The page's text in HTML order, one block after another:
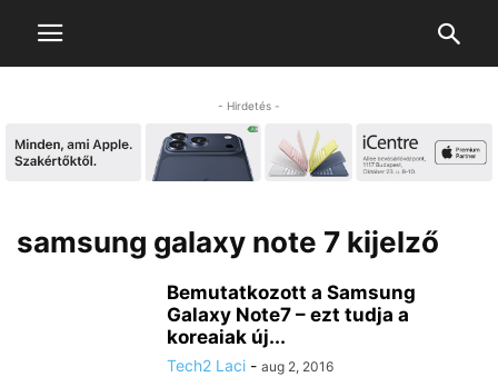
- Hirdetés -
samsung galaxy note 7 kijelző
Bemutatkozott a Samsung
Galaxy Note7 – ezt tudja a
koreaiak új...
Tech2 Laci - aug 2, 2016